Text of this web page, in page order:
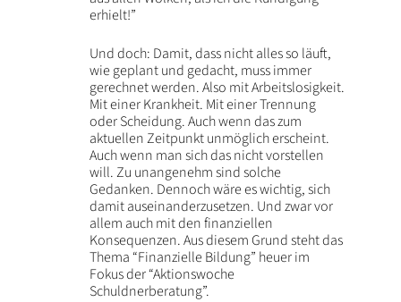
erhielt!”
Und doch: Damit, dass nicht alles so läuft,
wie geplant und gedacht, muss immer
gerechnet werden. Also mit Arbeitslosigkeit.
Mit einer Krankheit. Mit einer Trennung
oder Scheidung. Auch wenn das zum
aktuellen Zeitpunkt unmöglich erscheint.
Auch wenn man sich das nicht vorstellen
will. Zu unangenehm sind solche
Gedanken. Dennoch wäre es wichtig, sich
damit auseinanderzusetzen. Und zwar vor
allem auch mit den finanziellen
Konsequenzen. Aus diesem Grund steht das
Thema “Finanzielle Bildung” heuer im
Fokus der “Aktionswoche
Schuldnerberatung”.